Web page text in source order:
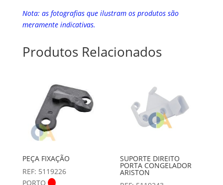
Nota: as fotografias que ilustram os produtos são
meramente indicativas.
Produtos Relacionados
PEÇA FIXAÇÃO
REF: 5119226
PORTO
SUPORTE DIREITO
PORTA CONGELADOR
ARISTON